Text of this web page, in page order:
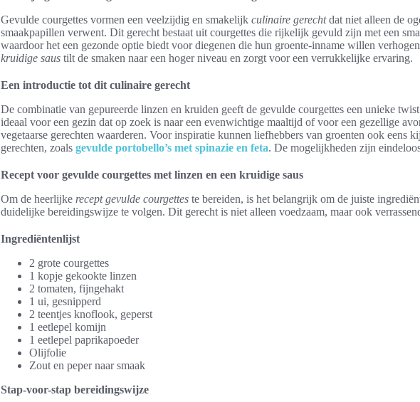
Gevulde courgettes vormen een veelzijdig en smakelijk culinaire gerechtdat niet alleen de
smaakpapillen verwent. Dit gerecht bestaat uit courgettes die rijkelijk gevuld zijn met een
waardoor het een gezonde optie biedt voor diegenen die hun groente-inname willen
kruidige saus tilt de smaken naar een hoger niveau en zorgt voor een verrukkelijke ervaring.
Een introductie tot dit culinaire gerecht
De combinatie van gepureerde linzen en kruiden geeft de gevulde courgettes een unieke
ideaal voor een gezin dat op zoek is naar een evenwichtige maaltijd of voor een gezellige
vegetaarse gerechten waarderen. Voor inspiratie kunnen liefhebbers van groenten ook eens
gerechten, zoals gevulde portobello’s met spinazie en feta. De mogelijkheden zijn
Recept voor gevulde courgettes met linzen en een kruidige saus
Om de heerlijke recept gevulde courgettes te bereiden, is het belangrijk om de juiste
duidelijke bereidingswijze te volgen. Dit gerecht is niet alleen voedzaam, maar ook
Ingrediëntenlijst
2 grote courgettes
1 kopje gekookte linzen
2 tomaten, fijngehakt
1 ui, gesnipperd
2 teentjes knoflook, geperst
1 eetlepel komijn
1 eetlepel paprikapoeder
Olijfolie
Zout en peper naar smaak
Stap-voor-stap bereidingswijze